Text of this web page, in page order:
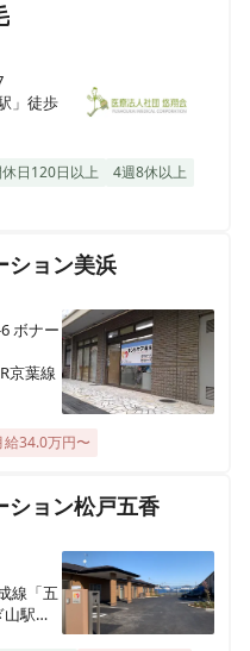
」徒歩
日120日以上
4週8休以上
ション美浜
ボナー
京葉線
給34.0万円〜
ション松戸五香
線「五
駅」